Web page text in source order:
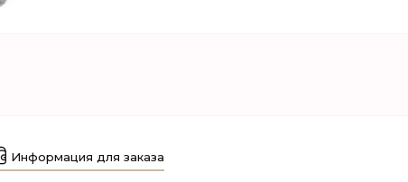
Информация для заказа